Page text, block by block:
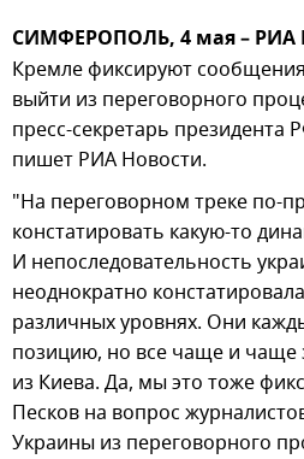
СИМФЕРОПОЛЬ, 4 мая – РИА
Кремле фиксируют
выйти из переговорного
пресс-секретарь президента
пишет РИА Новости.
"На переговорном треке по-
констатировать какую-то
И непоследовательность
неоднократно
различных уровнях. Они
позицию, но все чаще и чаще
из Киева. Да, мы это тоже
Песков на вопрос
Украины из переговорного